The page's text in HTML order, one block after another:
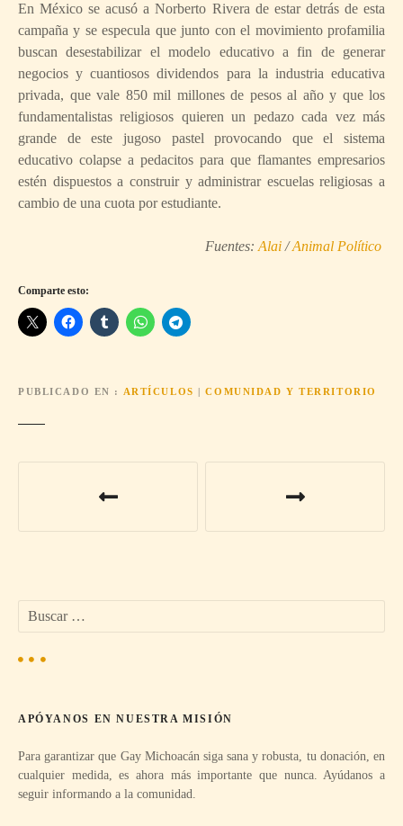
En México se acusó a Norberto Rivera de estar detrás de esta
campaña y se especula que junto con el movimiento profamilia
buscan desestabilizar el modelo educativo a fin de generar
negocios y cuantiosos dividendos para la industria educativa
privada, que vale 850 mil millones de pesos al año y que los
fundamentalistas religiosos quieren un pedazo cada vez más
grande de este jugoso pastel provocando que el sistema
educativo colapse a pedacitos para que flamantes empresarios
estén dispuestos a construir y administrar escuelas religiosas a
cambio de una cuota por estudiante.
Fuentes:Alai/Animal Político
Comparte esto:
PUBLICADO EN ARTÍCULOS |COMUNIDAD Y TERRITORIO
g
a
i
ó
n
c
:APÓYANOS EN NUESTRA MISIÓN
Para garantizar que Gay Michoacán siga sana y robusta, tu donación, en
cualquier medida, es ahora más importante que nunca. Ayúdanos a
seguir informando a la comunidad.